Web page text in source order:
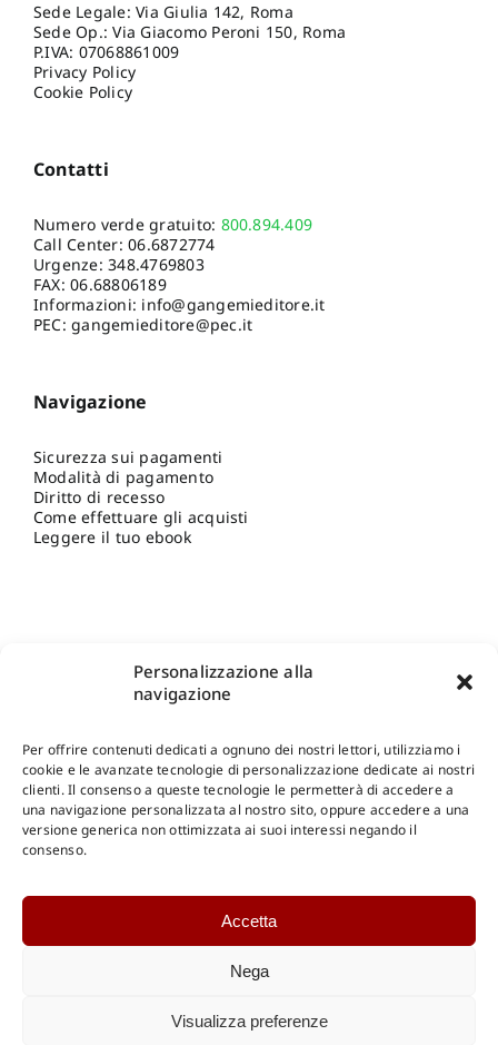
Personalizzazione alla
navigazione
Per offrire contenuti dedicati a ognuno dei nostri lettori, utilizziamo i
cookie e le avanzate tecnologie di personalizzazione dedicate ai nostri
clienti. Il consenso a queste tecnologie le permetterà di accedere a
una navigazione personalizzata al nostro sito, oppure accedere a una
versione generica non ottimizzata ai suoi interessi negando il
consenso.
Accetta
Nega
Visualizza preferenze
Sede Legale: Via Giulia 142, Roma
Sede Op.: Via Giacomo Peroni 150, Roma
P.IVA: 07068861009
Privacy Policy
Cookie Policy
Contatti
Numero verde gratuito: 800.894.409
Call Center:06.6872774
Urgenze:348.4769803
FAX: 06.68806189
Informazioni: info@gangemieditore.it
PEC: gangemieditore@pec.it
Navigazione
Sicurezza sui pagamenti
Modalità di pagamento
Diritto di recesso
Come effettuare gli acquisti
Leggere il tuo ebook
Shop Gangemi Editore-Pagamenti Sicuri e anche Rateali
Catalogo Online
Catalogo Internazionale
DOWNLOAD
Catalogo Internazionale